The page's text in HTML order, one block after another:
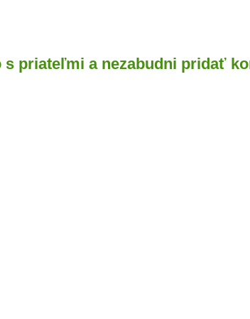
priateľmi a nezabudni pridať